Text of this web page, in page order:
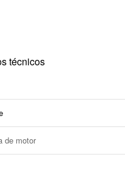
técnicos
de motor